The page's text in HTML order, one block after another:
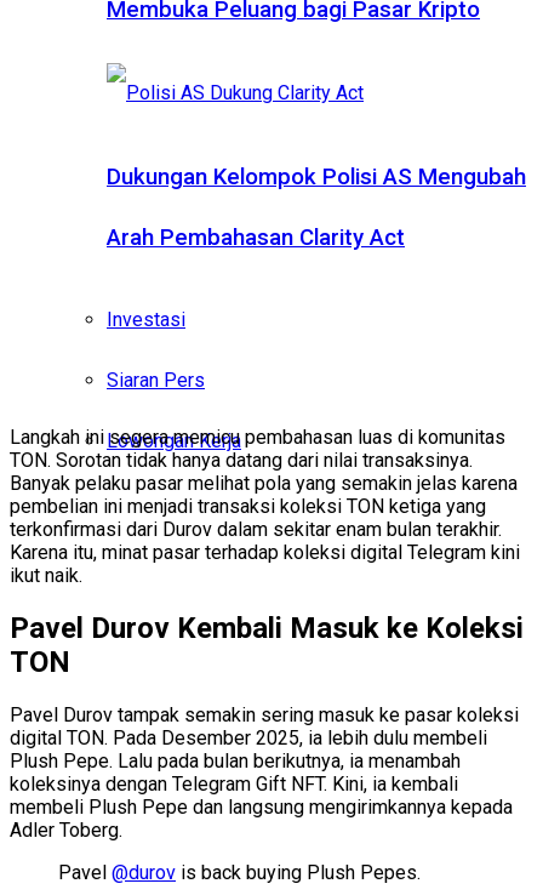
Membuka Peluang bagi Pasar Kripto
Dukungan Kelompok Polisi AS Mengubah
Arah Pembahasan Clarity Act
Investasi
Siaran Pers
Lowongan Kerja
Langkah ini segera memicu pembahasan luas di komunitas
TON. Sorotan tidak hanya datang dari nilai transaksinya.
Banyak pelaku pasar melihat pola yang semakin jelas karena
pembelian ini menjadi transaksi koleksi TON ketiga yang
terkonfirmasi dari Durov dalam sekitar enam bulan terakhir.
Karena itu, minat pasar terhadap koleksi digital Telegram kini
ikut naik.
Pavel Durov Kembali Masuk ke Koleksi
TON
Pavel Durov tampak semakin sering masuk ke pasar koleksi
digital TON. Pada Desember 2025, ia lebih dulu membeli
Plush Pepe. Lalu pada bulan berikutnya, ia menambah
koleksinya dengan Telegram Gift NFT. Kini, ia kembali
membeli Plush Pepe dan langsung mengirimkannya kepada
Adler Toberg.
Pavel @durov is back buying Plush Pepes.